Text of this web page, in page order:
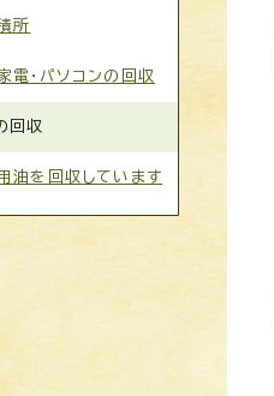
所
電・パソコンの回収
回収
油を回収しています